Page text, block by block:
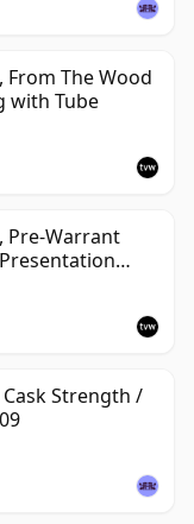
From The Wood
with Tube
Pre-Warrant
Strength /